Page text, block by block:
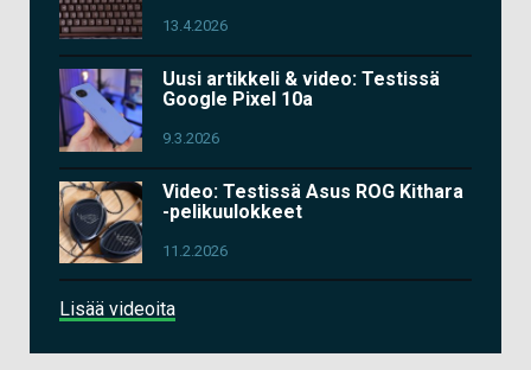
13.4.2026
Uusi artikkeli & video: Testissä
Google Pixel 10a
9.3.2026
Video: Testissä Asus ROG Kithara
-pelikuulokkeet
11.2.2026
Lisää videoita